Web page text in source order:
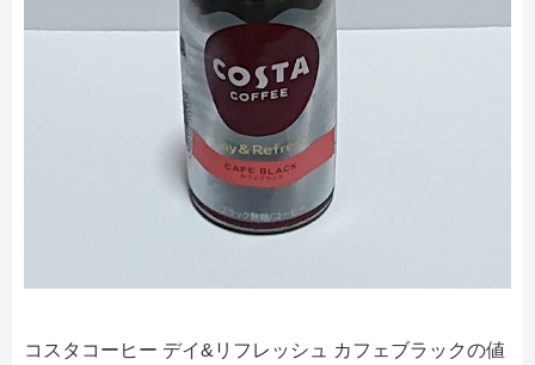
コスタコーヒー デイ&リフレッシュ カフェブラックの値